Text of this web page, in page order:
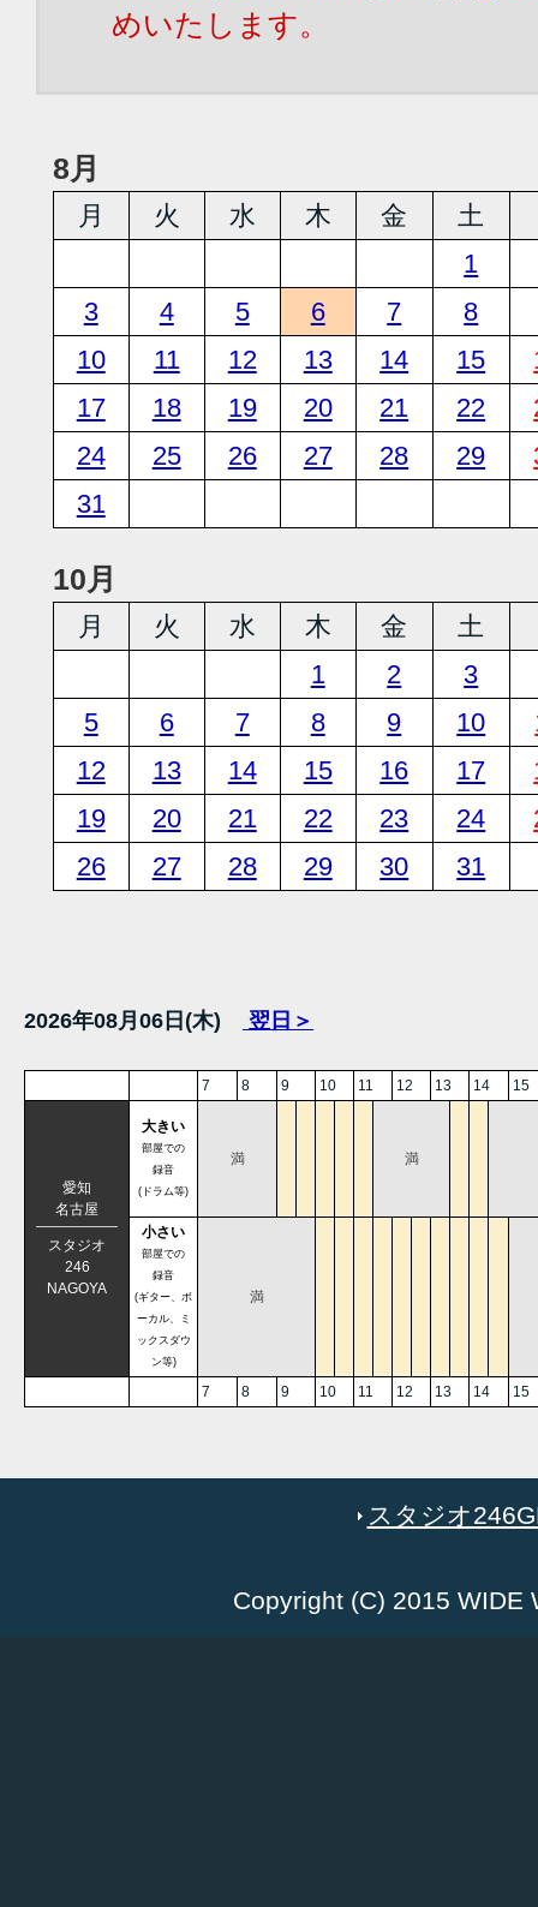
めいたします。
8月
月 火 水 木 金 土
1
3
4 5 6 7
8
10
11 12 13 14 15
17
18 19 20 21 22
24
25 26 27 28 29
31
10月
月 火 水 木 金 土
1
2
3
5
6 7 8 9 10
12
13 14 15 16 17
19
20 21 22 23 24
26
27 28 29 30 31
2026年08月06日(木) 翌日＞
7 8 9 10 11 12 13 14 15
愛知
名古屋
スタジオ
246
NAGOYA
大きい
部屋での
録音
(ドラム等)
満 満
小さい
部屋での
録音
(ギター、ボ
ーカル、ミ
ックスダウ
ン等)
満
7 8 9 10 11 12 13 14 15
スタジオ
Copyright (C) 2015 WIDE